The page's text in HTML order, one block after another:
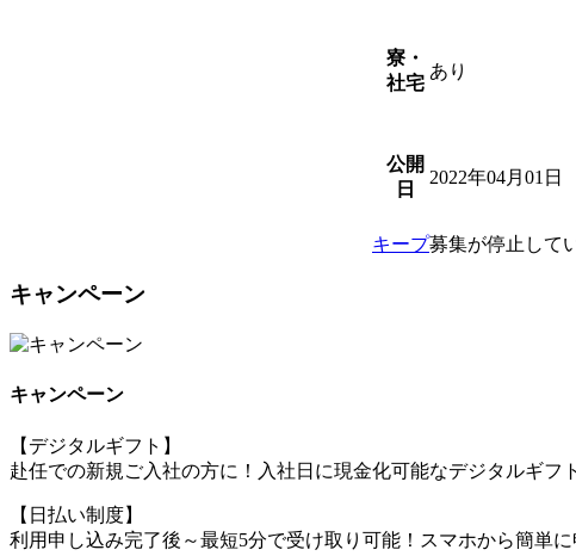
寮・
社宅
あり
公開
日
2022年04月01日
キープ募集が停止して
キャンペーン
キャンペーン
【デジタルギフト】
赴任での新規ご入社の方に！入社日に現金化可能なデジタルギフ
【日払い制度】
利用申し込み完了後～最短5分で受け取り可能！スマホから簡単